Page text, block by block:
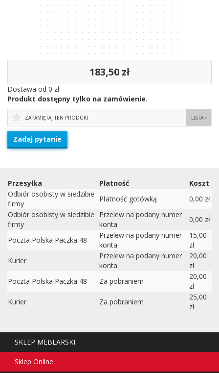
183,50 zł
Dostawa od 0 zł
Produkt dostępny tylko na zamówienie.
LISTA ›
ZAPAMIĘTAJ TEN PRODUKT
Zadaj pytanie
Przesyłka Płatność
Koszt
Odbiór osobisty w siedzibie
firmy
Płatność gotówką
0,00 zł
Odbiór osobisty w siedzibie
firmy
Przelew na podany numer
konta
0,00 zł
Poczta Polska Paczka 48
Przelew na podany numer
konta
15,00
zł
Kurier
Przelew na podany numer
konta
20,00
zł
Poczta Polska Paczka 48
Za pobraniem
20,00
zł
Kurier
Za pobraniem
25,00
zł
SKLEP MEBLARSKI
Sklep Online